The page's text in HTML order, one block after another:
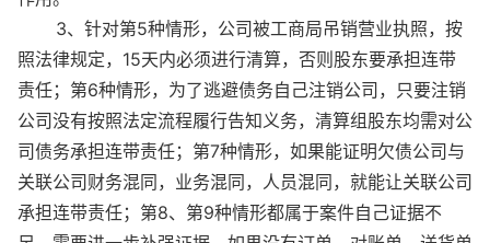
3、针对第5种情形，公司被工商局吊销营业执照，按
照法律规定，15天内必须进行清算，否则股东要承担连带
责任；第6种情形，为了逃避债务自己注销公司，只要注销
公司没有按照法定流程履行告知义务，清算组股东均需对公
司债务承担连带责任；第7种情形，如果能证明欠债公司与
关联公司财务混同，业务混同，人员混同，就能让关联公司
承担连带责任；第8、第9种情形都属于案件自己证据不